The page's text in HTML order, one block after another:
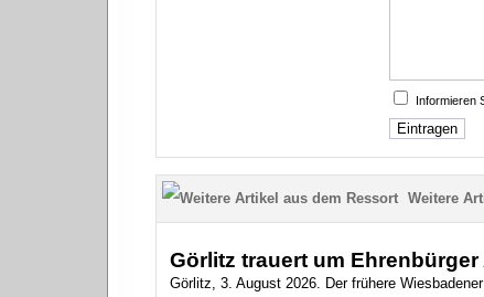
Informieren
Weitere
Görlitz trauert um
Görlitz, 3. August 2026. Der frühere